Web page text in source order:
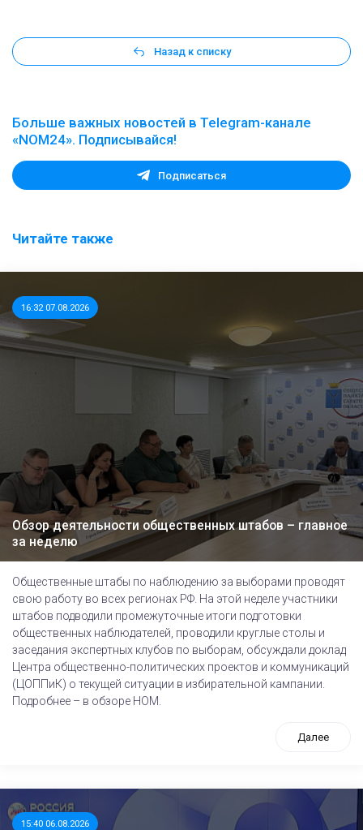
Назад к списку
Больше важных новостей в Telegram-канале
«NOM24». Подписывайся!
Подписаться
Читайте также
16:32 07.08.2026
Обзор деятельности общественных штабов – главное
за неделю
Общественные штабы по наблюдению за выборами проводят
свою работу во всех регионах РФ. На этой неделе участники
штабов подводили промежуточные итоги подготовки
общественных наблюдателей, проводили круглые столы и
заседания экспертных клубов по выборам, обсуждали доклад
Центра общественно-политических проектов и коммуникаций
(ЦОППиК) о текущей ситуации в избирательной кампании.
Подробнее – в обзоре НОМ.
Далее
15:40 06.08.2026